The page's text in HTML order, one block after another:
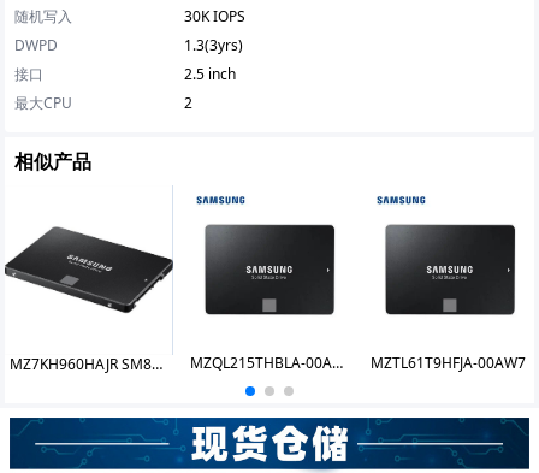
随机写入
30K IOPS
DWPD
1.3(3yrs)
接口
2.5 inch
最大CPU
2
相似产品
MZ7KH960HAJR SM883 960GB SSD MZQL215THBLA-00A07 PM9A3 15.6TB 2.5 U.2 MZTL61T9HFJA-00AW7